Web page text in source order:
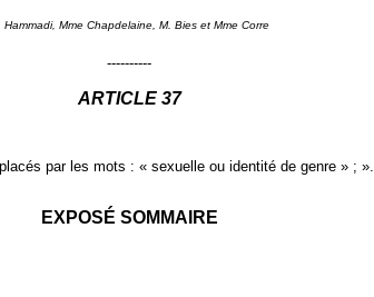
Hammadi, Mme Chapdelaine, M. Bies et Mme Corre
----------
ARTICLE 37
par les mots : « sexuelle ou identité de genre » ; ».
EXPOSÉ SOMMAIRE